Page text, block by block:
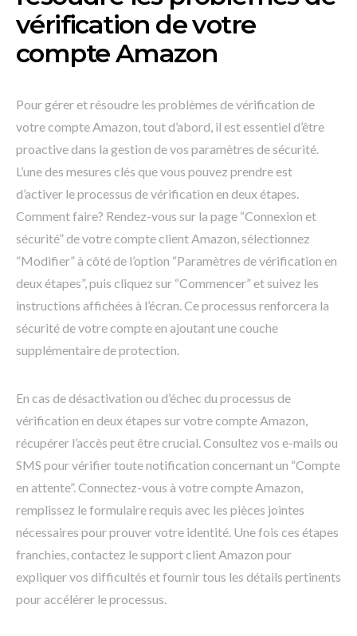
vérification de votre
compte Amazon
Pour gérer et résoudre les problèmes de vérification de
votre compte Amazon, tout d’abord, il est essentiel d’être
proactive dans la gestion de vos paramètres de sécurité.
L’une des mesures clés que vous pouvez prendre est
d’activer le processus de vérification en deux étapes.
Comment faire? Rendez-vous sur la page “Connexion et
sécurité” de votre compte client Amazon, sélectionnez
“Modifier” à côté de l’option “Paramètres de vérification en
deux étapes”, puis cliquez sur “Commencer” et suivez les
instructions affichées à l’écran. Ce processus renforcera la
sécurité de votre compte en ajoutant une couche
supplémentaire de protection.
En cas de désactivation ou d’échec du processus de
vérification en deux étapes sur votre compte Amazon,
récupérer l’accès peut être crucial. Consultez vos e-mails ou
SMS pour vérifier toute notification concernant un “Compte
en attente”. Connectez-vous à votre compte Amazon,
remplissez le formulaire requis avec les pièces jointes
nécessaires pour prouver votre identité. Une fois ces étapes
franchies, contactez le support client Amazon pour
expliquer vos difficultés et fournir tous les détails pertinents
pour accélérer le processus.